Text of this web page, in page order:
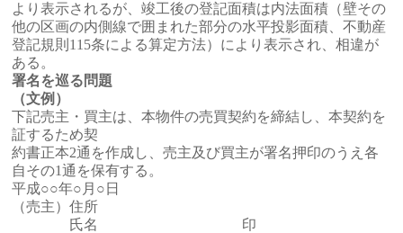
より表示されるが、竣工後の登記面積は内法面積（壁その
他の区画の内側線で囲まれた部分の水平投影面積、不動産
登記規則115条による算定方法）により表示され、相違が
ある。
署名を巡る問題
（文例）
下記売主・買主は、本物件の売買契約を締結し、本契約を
証するため契
約書正本2通を作成し、売主及び買主が署名押印のうえ各
自その1通を保有する。
平成○○年○月○日
（売主）住所
氏名 印